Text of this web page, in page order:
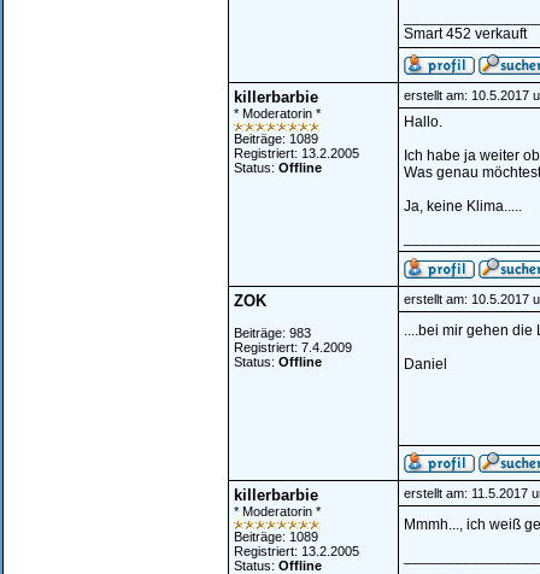
Smart 452 verkauft
killerbarbie
* Moderatorin *
Beiträge: 1089
Registriert: 13.2.2005
Status: Offline
erstellt am: 10.5.2017
Hallo.
Ich habe ja weiter
Was genau
Ja, keine Klima.....
ZOK
Beiträge: 983
Registriert: 7.4.2009
Status: Offline
erstellt am: 10.5.2017
....bei mir gehen die
Daniel
killerbarbie
* Moderatorin *
Beiträge: 1089
Registriert: 13.2.2005
Status: Offline
erstellt am: 11.5.2017
Mmmh..., ich weiß